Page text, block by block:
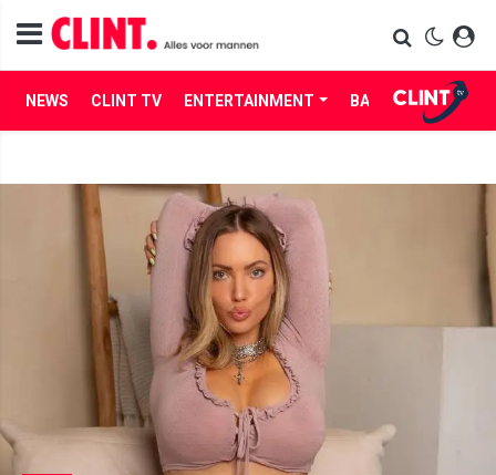
NEWS CLINT TV ENTERTAINMENT BABES LIFE